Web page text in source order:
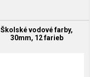
Školské vodové farby,
30mm, 12 farieb